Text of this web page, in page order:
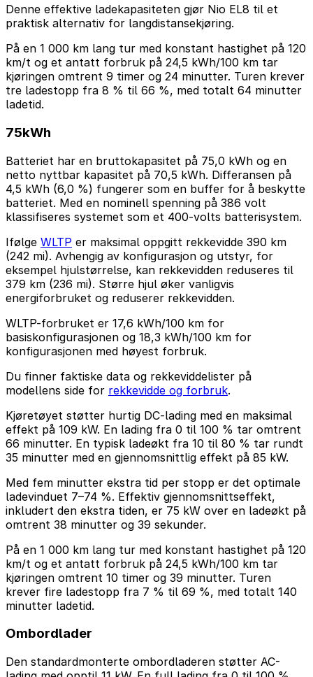
Denne effektive ladekapasiteten gjør Nio EL8 til et
praktisk alternativ for langdistansekjøring.
På en 1 000 km lang tur med konstant hastighet på 120
km/t og et antatt forbruk på 24,5 kWh/100 km tar
kjøringen omtrent 9 timer og 24 minutter. Turen krever
tre ladestopp fra 8 % til 66 %, med totalt 64 minutter
ladetid.
75kWh
Batteriet har en bruttokapasitet på 75,0 kWh og en
netto nyttbar kapasitet på 70,5 kWh. Differansen på
4,5 kWh (6,0 %) fungerer som en buffer for å beskytte
batteriet. Med en nominell spenning på 386 volt
klassifiseres systemet som et 400-volts batterisystem.
Ifølge WLTP er maksimal oppgitt rekkevidde 390 km
(242 mi). Avhengig av konfigurasjon og utstyr, for
eksempel hjulstørrelse, kan rekkevidden reduseres til
379 km (236 mi). Større hjul øker vanligvis
energiforbruket og reduserer rekkevidden.
WLTP-forbruket er 17,6 kWh/100 km for
basiskonfigurasjonen og 18,3 kWh/100 km for
konfigurasjonen med høyest forbruk.
Du finner faktiske data og rekkeviddelister på
modellens side for rekkevidde og forbruk.
Kjøretøyet støtter hurtig DC-lading med en maksimal
effekt på 109 kW. En lading fra 0 til 100 % tar omtrent
66 minutter. En typisk ladeøkt fra 10 til 80 % tar rundt
35 minutter med en gjennomsnittlig effekt på 85 kW.
Med fem minutter ekstra tid per stopp er det optimale
ladevinduet 7–74 %. Effektiv gjennomsnittseffekt,
inkludert den ekstra tiden, er 75 kW over en ladeøkt på
omtrent 38 minutter og 39 sekunder.
På en 1 000 km lang tur med konstant hastighet på 120
km/t og et antatt forbruk på 24,5 kWh/100 km tar
kjøringen omtrent 10 timer og 39 minutter. Turen
krever fire ladestopp fra 7 % til 69 %, med totalt 140
minutter ladetid.
Ombordlader
Den standardmonterte ombordladeren støtter AC-